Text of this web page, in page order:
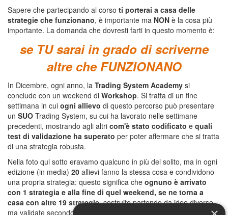
Sapere che partecipando al corso ti porterai a casa delle
strategie che funzionano, è importante ma NON è la cosa più
importante. La domanda che dovresti farti in questo momento è:
se TU sarai in grado di scriverne
altre che FUNZIONANO
In Dicembre, ogni anno, la Trading System Academy si
conclude con un weekend di Workshop. Si tratta di un fine
settimana in cui ogni allievo di questo percorso può presentare
un SUO Trading System, su cui ha lavorato nelle settimane
precedenti, mostrando agli altri com'è stato codificato e quali
test di validazione ha superato per poter affermare che si tratta
di una strategia robusta.
Nella foto qui sotto eravamo qualcuno in più del solito, ma in ogni
edizione (in media) 20 allievi fanno la stessa cosa e condividono
una propria strategia: questo significa che ognuno è arrivato
con 1 strategia e alla fine di quel weekend, se ne torna a
casa con altre 19 strategie,costruite partendo da idee diverse,
ma validate secondo principi comuni...